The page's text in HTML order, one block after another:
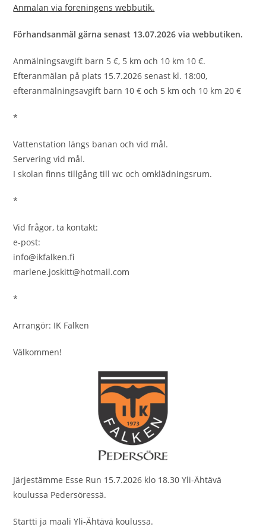
Anmälan via föreningens webbutik.
Förhandsanmäl gärna senast 13.07.2026 via webbutiken.
Anmälningsavgift barn 5 €, 5 km och 10 km 10 €.
Efteranmälan på plats 15.7.2026 senast kl. 18:00,
efteranmälningsavgift barn 10 € och 5 km och 10 km 20 €
*
Vattenstation längs banan och vid mål.
Servering vid mål.
I skolan finns tillgång till wc och omklädningsrum.
*
Vid frågor, ta kontakt:
e-post:
info@ikfalken.fi
marlene.joskitt@hotmail.com
*
Arrangör: IK Falken
Välkommen!
Järjestämme Esse Run 15.7.2026 klo 18.30 Yli-Ähtävä
koulussa Pedersöressä.
Startti ja maali Yli-Ähtävä koulussa.